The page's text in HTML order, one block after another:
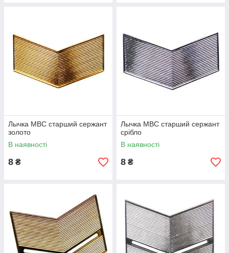
Лычка МВС старший сержант
золото
В наявності
8 ₴
Лычка МВС старший сержант
срібло
В наявності
8 ₴